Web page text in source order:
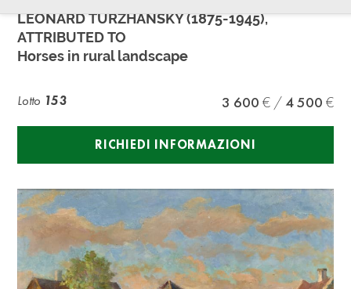
LEONARD TURZHANSKY (1875-1945),
ATTRIBUTED TO
Horses in rural landscape
Lotto 153 3 600 4 500
RICHIEDI INFORMAZIONI